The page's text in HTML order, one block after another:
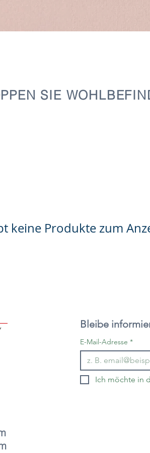
SIE
keine Produkte zum
E-Mail-Adresse *
Ich möchte in